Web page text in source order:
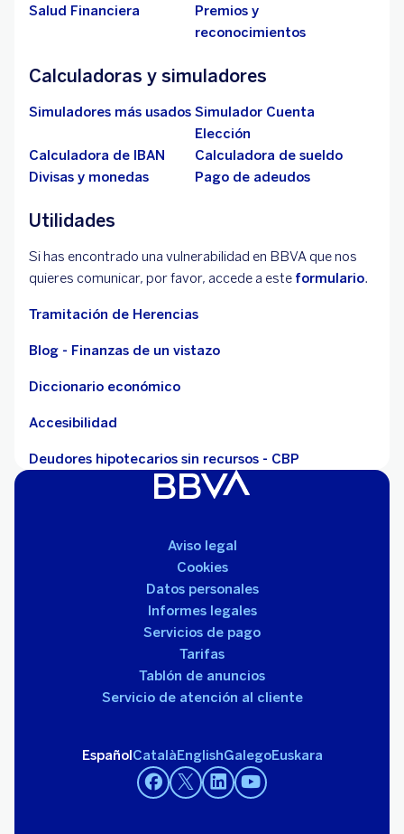
Salud Financiera
Premios y
reconocimientos
Calculadoras y simuladores
Simuladores más usados Simulador Cuenta
Elección
Calculadora de IBAN
Calculadora de sueldo
Divisas y monedas
Pago de adeudos
Utilidades
Si has encontrado una vulnerabilidad en BBVA que nos
quieres comunicar, por favor, accede a este formulario.
Tramitación de Herencias
Blog - Finanzas de un vistazo
Diccionario económico
Accesibilidad
Deudores hipotecarios sin recursos - CBP
Aviso legal
Cookies
Datos personales
Informes legales
Servicios de pago
Tarifas
Tablón de anuncios
Servicio de atención al cliente
EspañolCatalàEnglishGalegoEuskara